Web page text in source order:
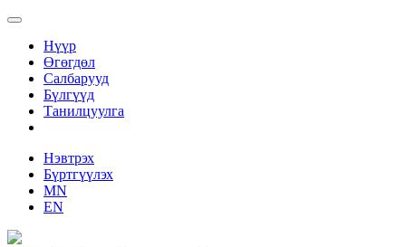
Нүүр
Өгөгдөл
Салбарууд
Бүлгүүд
Танилцуулга
Нэвтрэх
Бүртгүүлэх
MN
EN